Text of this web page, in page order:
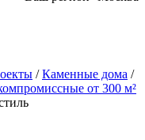
/Каменные дома /
от 300 м²